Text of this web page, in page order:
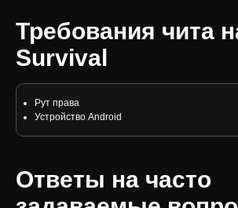
Требования чита
Survival
Рут права
Устройство Android
Ответы на часто